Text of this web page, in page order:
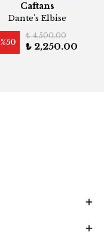
Caftans
Dante's Elbise
%50
₺ 4,500.00
₺ 2,250.00